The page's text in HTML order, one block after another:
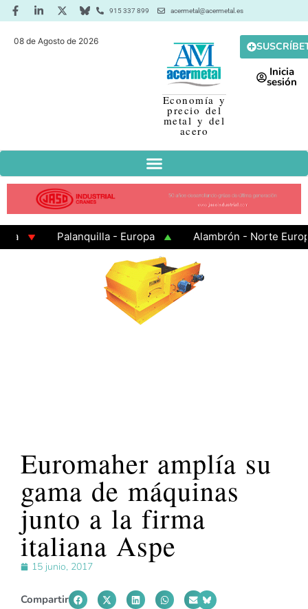
915 337 899 acermetal@acermetal.es
08 de Agosto de 2026
Economía y
precio del
metal y del
acero
Inicia
sesión
Palanquilla - Europa
Alambrón - Norte Europa
Chapa Galvanizada
Euromaher amplía su
gama de máquinas
junto a la firma
italiana Aspe
15 junio, 2017
Compartir